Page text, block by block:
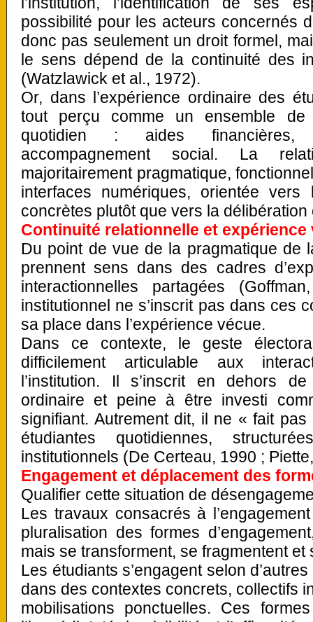
possibilité pour les acteurs concernés
donc pas seulement un droit formel,
le sens dépend de la continuité des
(Watzlawick et al., 1972).
Or, dans l’expérience ordinaire des
tout perçu comme un ensemble
quotidien : aides financières,
accompagnement social. La
majoritairement pragmatique,
interfaces numériques, orientée
concrètes plutôt que vers la délibération
Continuité relationnelle et expérience
Du point de vue de la pragmatique de
prennent sens dans des cadres
interactionnelles partagées
institutionnel ne s’inscrit pas dans ces
sa place dans l’expérience vécue.
Dans ce contexte, le geste
difficilement articulable aux
l’institution. Il s’inscrit en dehors
ordinaire et peine à être investi
signifiant. Autrement dit, il ne « fait
étudiantes quotidiennes,
institutionnels (De Certeau, 1990 ;
Engagement et déplacement des
Qualifier cette situation de
Les travaux consacrés à
pluralisation des formes
mais se transforment, se fragmentent
Les étudiants s’engagent selon
dans des contextes concrets, collectifs
mobilisations ponctuelles. Ces